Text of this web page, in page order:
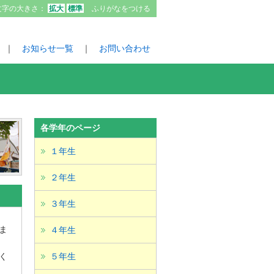
字の大きさ： 拡大 標準 ふりがなをつける
お知らせ一覧 ｜ お問い合わせ
各学年のページ
１年生
２年生
３年生
４年生
５年生